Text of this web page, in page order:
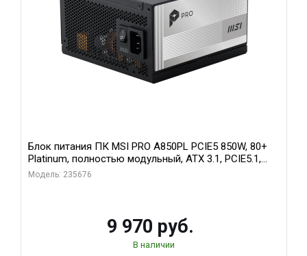
Блок питания ПК MSI PRO A850PL PCIE5 850W, 80+
Platinum, полностью модульный, ATX 3.1, PCIE5.1,
RTL
Модель: 235676
9 970 руб.
В наличии